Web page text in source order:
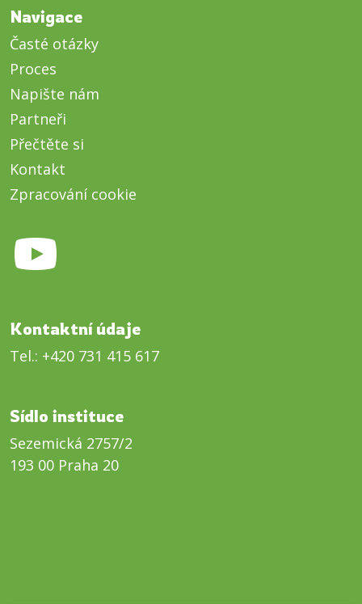
Navigace
Časté otázky
Proces
Napište nám
Partneři
Přečtěte si
Kontakt
Zpracování cookie
Kontaktní údaje
Tel.: +420 731 415 617
Sídlo instituce
Sezemická 2757/2
193 00 Praha 20